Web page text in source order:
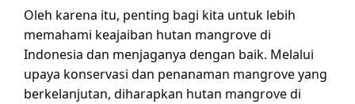
Oleh karena itu, penting bagi kita untuk lebih
memahami keajaiban hutan mangrove di
Indonesia dan menjaganya dengan baik. Melalui
upaya konservasi dan penanaman mangrove yang
berkelanjutan, diharapkan hutan mangrove di